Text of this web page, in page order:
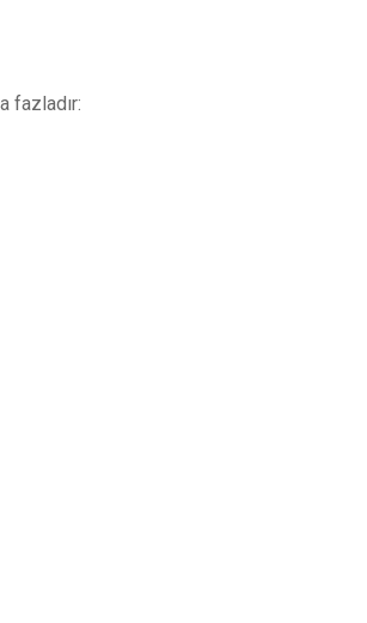
fazladır: